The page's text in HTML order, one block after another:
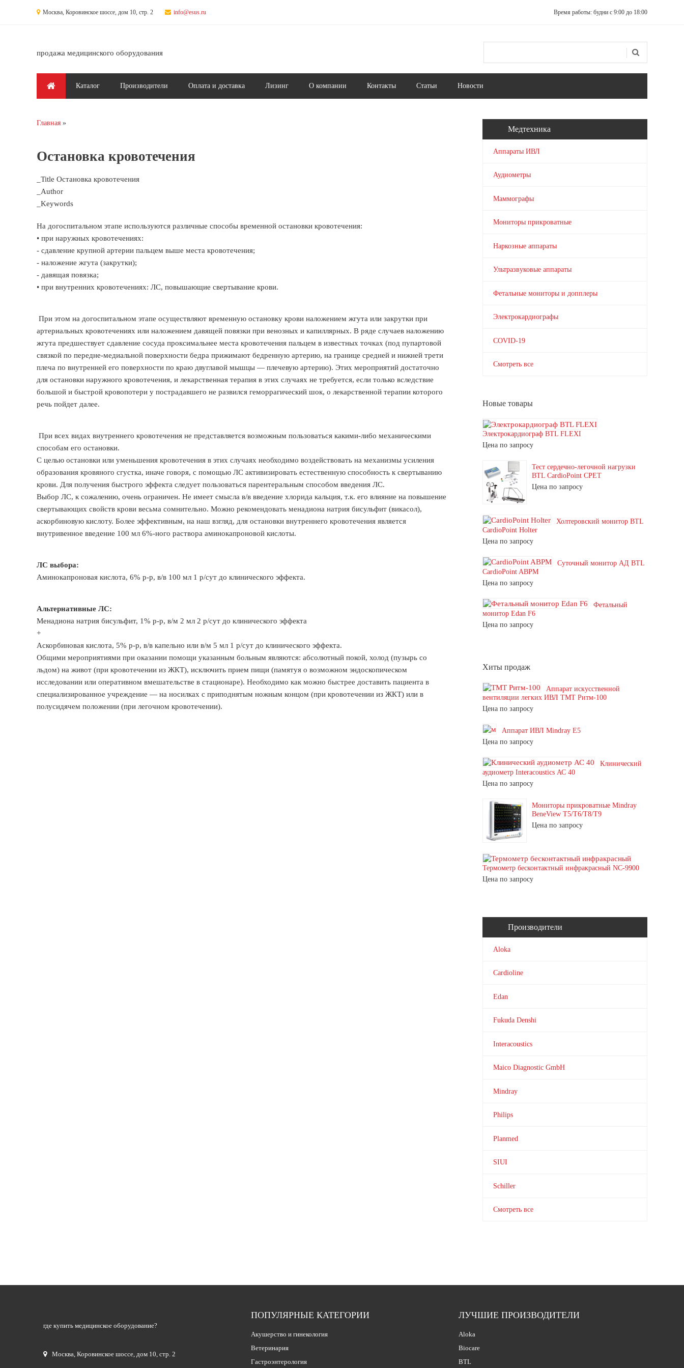
Москва, Коровинское шоссе, дом 10, стр. 2 info@esus.ru Время работы: будни с 9:00 до 18:00
продажа медицинского оборудования
Главное менюКаталог Производители Оплата и доставка Лизинг О компании Контакты Статьи Новости
Вы здесь
Главная
Остановка кровотечения
_Title Остановка кровотечения
_Author
_Keywords
На догоспитальном этапе используются различные способы временной остановки кровотечения:
• при наружных кровотечениях:
- сдавление крупной артерии пальцем выше места кровотечения;
- наложение жгута (закрутки);
- давящая повязка;
• при внутренних кровотечениях: ЛС, повышающие свертывание крови.
При этом на догоспитальном этапе осуществляют временную остановку крови наложением жгута или закрутки при
артериальных кровотечениях или наложением давящей повязки при венозных и капиллярных. В ряде случаев наложению
жгута предшествует сдавление сосуда проксимальнее места кровотечения пальцем в известных точках (под пупартовой
связкой по передне-медиальной поверхности бедра прижимают бедренную артерию, на границе средней и нижней трети
плеча по внутренней его поверхности по краю двуглавой мышцы — плечевую артерию). Этих мероприятий достаточно
для остановки наружного кровотечения, и лекарственная терапия в этих случаях не требуется, если только вследствие
большой и быстрой кровопотери у пострадавшего не развился геморрагический шок, о лекарственной терапии которого
речь пойдет далее.
При всех видах внутреннего кровотечения не представляется возможным пользоваться какими-либо механическими
способам его остановки.
С целью остановки или уменьшения кровотечения в этих случаях необходимо воздействовать на механизмы усиления
образования кровяного сгустка, иначе говоря, с помощью ЛС активизировать естественную способность к свертыванию
крови. Для получения быстрого эффекта следует пользоваться парентеральным способом введения ЛС.
Выбор ЛС, к сожалению, очень ограничен. Не имеет смысла в/в введение хлорида кальция, т.к. его влияние на повышение
свертывающих свойств крови весьма сомнительно. Можно рекомендовать менадиона натрия бисульфит (викасол),
аскорбиновую кислоту. Более эффективным, на наш взгляд, для остановки внутреннего кровотечения является
внутривенное введение 100 мл 6%-ного раствора аминокапроновой кислоты.
ЛС выбора:
Аминокапроновая кислота, 6% р-р, в/в 100 мл 1 р/сут до клинического эффекта.
Альтернативные ЛС:
Менадиона натрия бисульфит, 1% р-р, в/м 2 мл 2 р/сут до клинического эффекта
+
Аскорбиновая кислота, 5% р-р, в/в капельно или в/м 5 мл 1 р/сут до клинического эффекта.
Общими мероприятиями при оказании помощи указанным больным являются: абсолютный покой, холод (пузырь со
льдом) на живот (при кровотечении из ЖКТ), исключить прием пищи (памятуя о возможном эндоскопическом
исследовании или оперативном вмешательстве в стационаре). Необходимо как можно быстрее доставить пациента в
специализированное учреждение — на носилках с приподнятым ножным концом (при кровотечении из ЖКТ) или в
полусидячем положении (при легочном кровотечении).
Медтехника
Аппараты ИВЛ
Аудиометры
Маммографы
Мониторы прикроватные
Наркозные аппараты
Ультразвуковые аппараты
Фетальные мониторы и допплеры
Электрокардиографы
COVID-19
Смотреть все
Новые товары
Электрокардиограф BTL FLEXI
Цена по запросу
Тест сердечно-легочной нагрузки
BTL CardioPoint CPET
Цена по запросу
Холтеровский монитор BTL
CardioPoint Holter
Цена по запросу
Суточный монитор АД BTL
CardioPoint ABPM
Цена по запросу
Фетальный
монитор Edan F6
Цена по запросу
Хиты продаж
Аппарат искусственной
вентиляции легких ИВЛ ТМТ Ритм-100
Цена по запросу
Аппарат ИВЛ Mindray E5
Цена по запросу
Клинический
аудиометр Interacoustics АС 40
Цена по запросу
Мониторы прикроватные Mindray
BeneView T5/T6/T8/T9
Цена по запросу
Термометр бесконтактный инфракрасный NC-9900
Цена по запросу
Производители
Aloka
Cardioline
Edan
Fukuda Denshi
Interacoustics
Maico Diagnostic GmbH
Mindray
Philips
Planmed
SIUI
Schiller
Смотреть все
где купить медицинское оборудование?
Москва, Коровинское шоссе, дом 10, стр. 2
ПОПУЛЯРНЫЕ КАТЕГОРИИ
Акушерство и гинекология
Ветеринария
Гастроэнтерология
ЛУЧШИЕ ПРОИЗВОДИТЕЛИ
Aloka
Biocare
BTL